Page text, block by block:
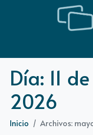
Día: 11
2026
Inicio Archivos: